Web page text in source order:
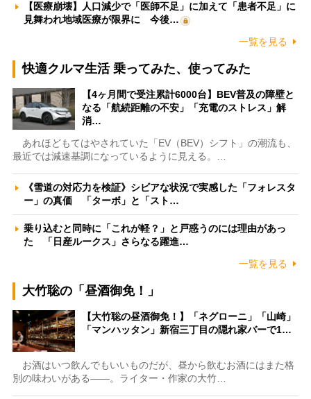
【医療崩壊】人口減少で「医師不足」に加えて「患者不足」に
見舞われ地域医療が限界に 今後…
一覧を見る
快適クルマ生活 乗ってみた、使ってみた
【4ヶ月間で受注累計6000台】BEV普及の障壁と
なる「航続距離の不安」「充電のストレス」解
消…
あれほどもてはやされていた「EV（BEV）シフト」の潮流も、
最近では減速基調になっているように見える。…
《雪道の対応力を検証》シビアな状況で実感した「フォレスタ
ー」の真価 「ターボ」と「スト…
乗り込むと同時に「これが軽？」と戸惑うのには理由があっ
た 「日産ルークス」さらなる躍進…
一覧を見る
大竹聡の「昼酒御免！」
【大竹聡の昼酒御免！】「ネグローニ」「山崎」
「マンハッタン」新宿三丁目の隠れ家バーで1…
お酒はいつ飲んでもいいものだが、昼から飲むお酒にはまた格
別の味わいがある――。ライター・作家の大竹…